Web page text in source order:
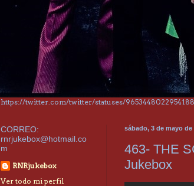
https://twitter.com/twitter/statuses/
sábado, 3 de mayo de
463- THE
Jukebox
CORREO:
rnrjukebox@hotmail.co
m
RNRjukebox
Ver todo mi perfil